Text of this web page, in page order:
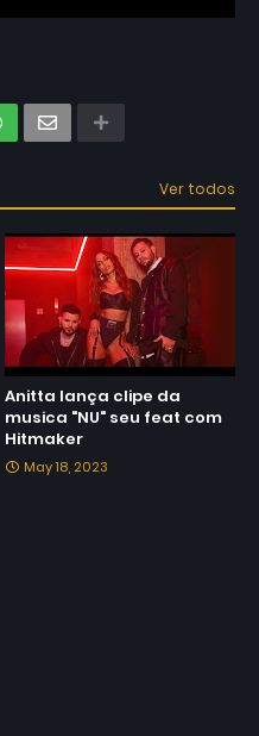
Ver todos
Anitta lança clipe da
musica "NU" seu feat com
Hitmaker
May 18, 2023